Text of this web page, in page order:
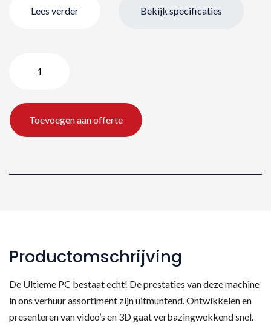
Lees verder Bekijk specificaties
aantal
Toevoegen aan offerte
Productomschrijving
De Ultieme PC bestaat echt! De prestaties van deze machine
in ons verhuur assortiment zijn uitmuntend. Ontwikkelen en
presenteren van video’s en 3D gaat verbazingwekkend snel.